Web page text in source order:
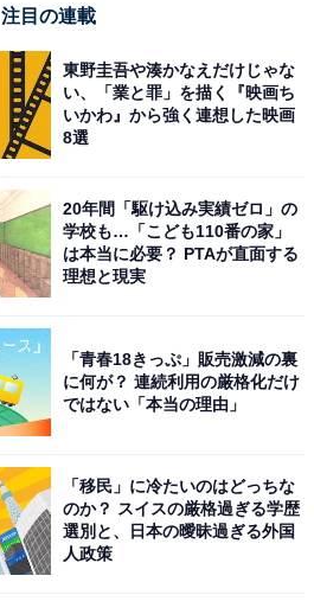
注目の連載
東野圭吾や湊かなえだけじゃな
い、「業と罪」を描く『映画ち
いかわ』から強く連想した映画
8選
20年間「駆け込み実績ゼロ」の
学校も…「こども110番の家」
は本当に必要？ PTAが直面する
理想と現実
「青春18きっぷ」販売激減の裏
に何が？ 連続利用の厳格化だけ
ではない「本当の理由」
「移民」に冷たいのはどっちな
のか？ スイスの厳格過ぎる学歴
選別と、日本の曖昧過ぎる外国
人政策